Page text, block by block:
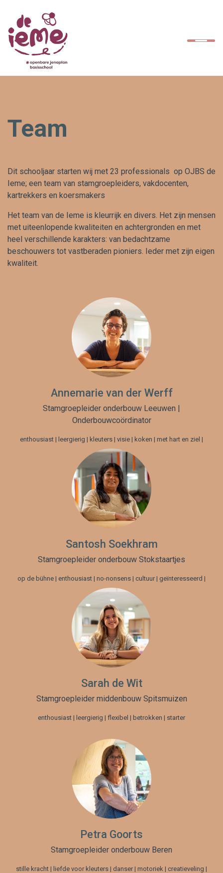
Home
Ouders
SAAM*
Contact
Team
Dit schooljaar starten wij met 23 professionals op OJBS de
Ieme; een team van stamgroepleiders, vakdocenten,
kartrekkers en koersmakers
Het team van de Ieme is kleurrijk en divers. Het zijn mensen
met uiteenlopende kwaliteiten en achtergronden en met
heel verschillende karakters: van bedachtzame
beschouwers tot vastberaden pioniers. Ieder met zijn eigen
kwaliteit.
Annemarie van der Werff
Stamgroepleider onderbouw Leeuwen |
Onderbouwcoördinator
enthousiast | leergierig | kleuters | visie | koken | met hart en ziel |
Santosh Soekhram
Stamgroepleider onderbouw Stokstaartjes
op de bühne | enthousiast | no-nonsens | cultuur | geïnteresseerd |
Sarah de Wit
Stamgroepleider middenbouw Spitsmuizen
enthousiast | leergierig | flexibel | betrokken | starter
Petra Goorts
Stamgroepleider onderbouw Beren
stille kracht | liefde voor kleuters | danser | motoriek | creatieveling |